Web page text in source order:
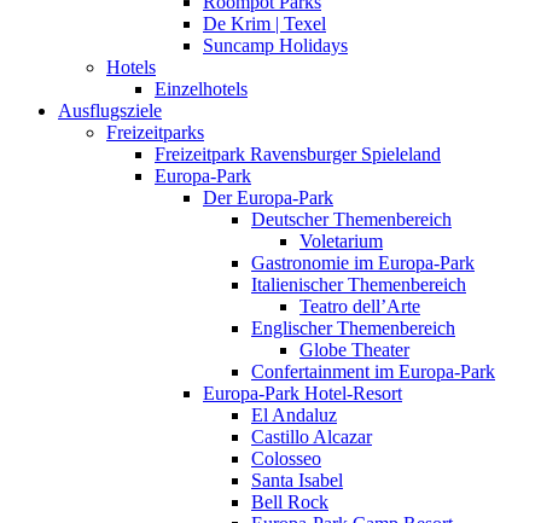
De Krim | Texel
Suncamp Holidays
Hotels
Einzelhotels
Ausflugsziele
Freizeitparks
Freizeitpark Ravensburger Spieleland
Europa-Park
Der Europa-Park
Deutscher Themenbereich
Voletarium
Gastronomie im Europa-Park
Italienischer Themenbereich
Teatro dell’Arte
Englischer Themenbereich
Globe Theater
Confertainment im Europa-Park
Europa-Park Hotel-Resort
El Andaluz
Castillo Alcazar
Colosseo
Santa Isabel
Bell Rock